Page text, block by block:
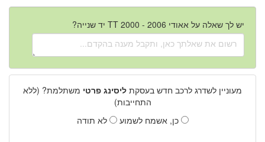
יש לך שאלה על אאודי TT 2000 - 2006 יד שנייה?
מעוניין לשדרג לרכב חדש בעסקת ליסינג פרטי משתלמת? (ללא
התחייבות)
כן, אשמח לשמוע
לא תודה